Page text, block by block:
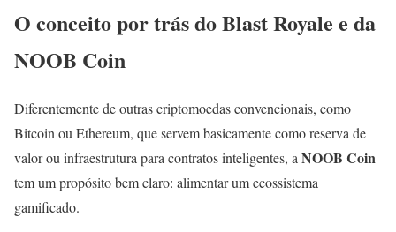
O conceito por trás do Blast Royale e da
NOOB Coin
Diferentemente de outras criptomoedas convencionais, como
Bitcoin ou Ethereum, que servem basicamente como reserva de
valor ou infraestrutura para contratos inteligentes, aNOOB Coin
tem um propósito bem claro: alimentar um ecossistema
gamificado.